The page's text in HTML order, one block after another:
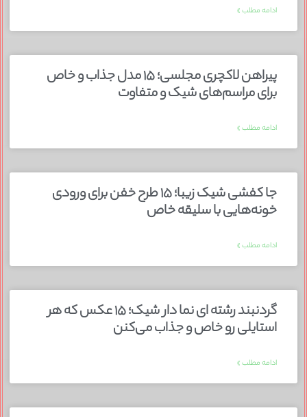
ادامه مطلب »
پیراهن لاکچری مجلسی؛ ۱۵ مدل جذاب و خاص
برای مراسم‌های شیک و متفاوت
ادامه مطلب »
جا کفشی شیک زیبا؛ ۱۵ طرح خفن برای ورودی
خونه‌هایی با سلیقه خاص
ادامه مطلب »
گردنبند رشته ای نما دار شیک؛ ۱۵ عکس که هر
استایلی رو خاص و جذاب می‌کنن
ادامه مطلب »